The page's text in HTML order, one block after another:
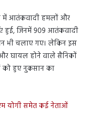
में आतंकवादी हमलों और
हुई, जिनमें 909 आतंकवादी
भी चलाए गए। लेकिन इस
घायल होने वाले सैनिकों
को हुए नुकसान का
योगी समेत कई नेताओं